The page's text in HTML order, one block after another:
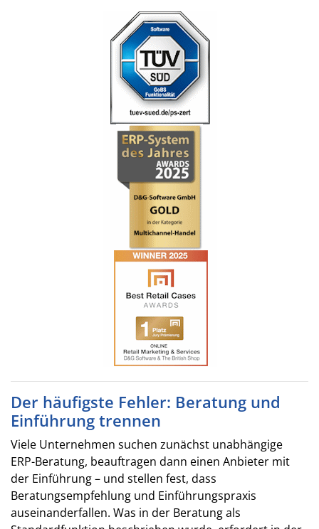
Der häufigste Fehler: Beratung und
Einführung trennen
Viele Unternehmen suchen zunächst unabhängige
ERP-Beratung, beauftragen dann einen Anbieter mit
der Einführung – und stellen fest, dass
Beratungsempfehlung und Einführungspraxis
auseinanderfallen. Was in der Beratung als